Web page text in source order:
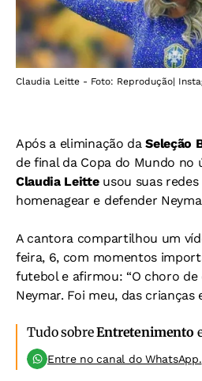
Claudia Leitte - Foto: Reprodução|
Após a eliminação daSeleção
de final da Copa do Mundo no
Claudia Leitteusou suas redes
homenagear e defender
A cantora compartilhou um
feira, 6, com momentos
futebol e afirmou: “O choro
Neymar. Foi meu, das crianças
Tudo sobreEntretenimento
Entre no canal do WhatsApp.